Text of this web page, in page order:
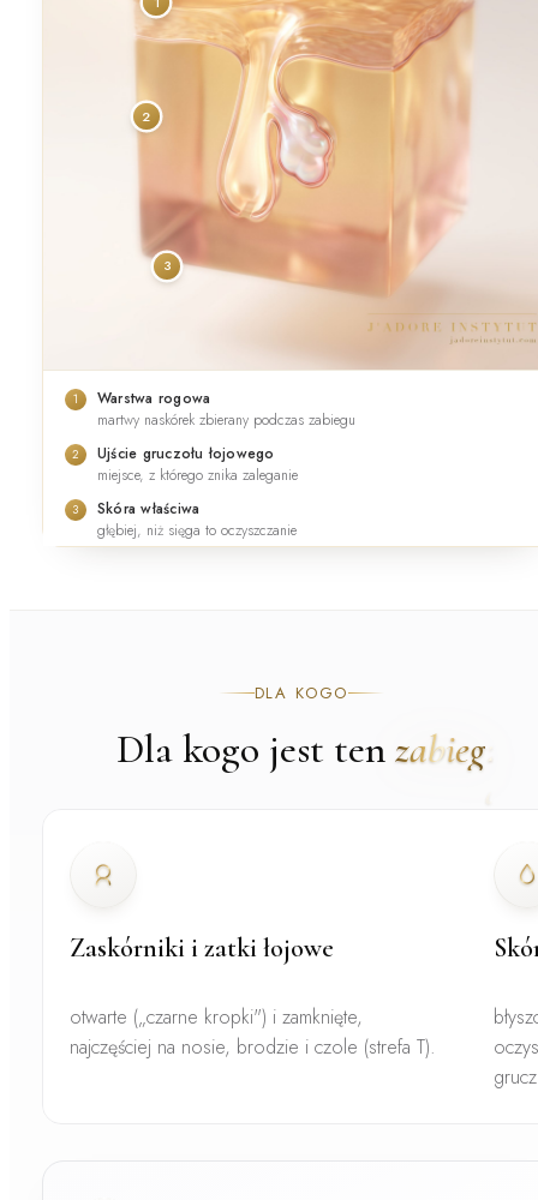
2
3
1
Warstwa rogowa
martwy naskórek zbierany podczas zabiegu
2
Ujście gruczołu łojowego
miejsce, z którego znika zaleganie
3
Skóra właściwa
głębiej, niż sięga to oczyszczanie
DLA KOGO
Dla kogo jest ten zabieg
Zaskórniki i zatki łojowe
otwarte („czarne kropki") i zamknięte,
najczęściej na nosie, brodzie i czole (strefa T).